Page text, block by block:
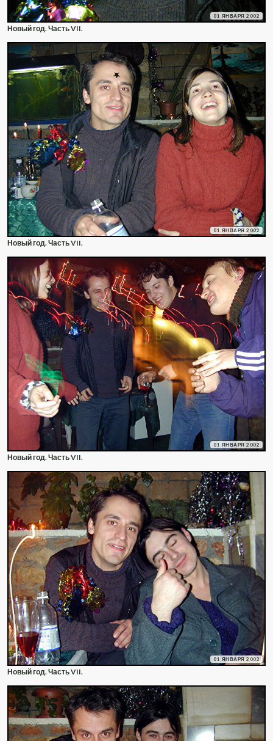
01 ЯНВАРЯ 2002
Новый год. Часть VII.
01 ЯНВАРЯ 2002
Новый год. Часть VII.
01 ЯНВАРЯ 2002
Новый год. Часть VII.
01 ЯНВАРЯ 2002
Новый год. Часть VII.